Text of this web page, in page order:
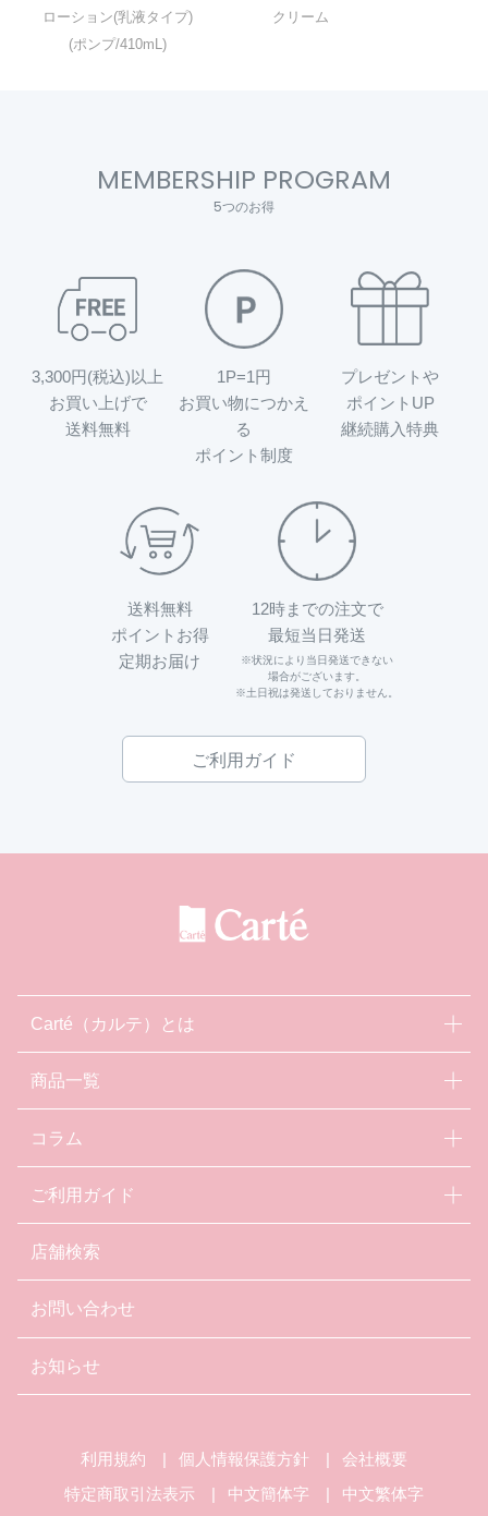
ローション(乳液タイプ)
(ポンプ/410mL)
クリーム
MEMBERSHIP PROGRAM
5つのお得
3,300円(税込)以上
お買い上げで
送料無料
1P=1円
お買い物につかえ
る
ポイント制度
プレゼントや
ポイントUP
継続購入特典
送料無料
ポイントお得
定期お届け
12時までの注文で
最短当日発送
※状況により当日発送できない
場合がございます。
※土日祝は発送しておりません。
ご利用ガイド
Carté（カルテ）とは
商品一覧
コラム
ご利用ガイド
店舗検索
お問い合わせ
お知らせ
利用規約 個人情報保護方針
会社概要
特定商取引法表示
中文簡体字 中文繁体字